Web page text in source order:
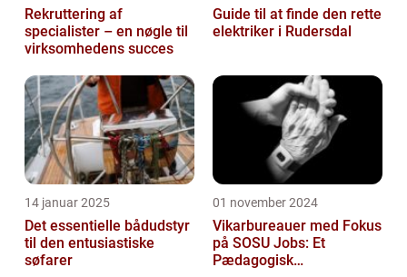
Rekruttering af
specialister – en nøgle til
virksomhedens succes
Guide til at finde den rette
elektriker i Rudersdal
14 januar 2025
Det essentielle bådudstyr
til den entusiastiske
søfarer
01 november 2024
Vikarbureauer med Fokus
på SOSU Jobs: Et
Pædagogisk